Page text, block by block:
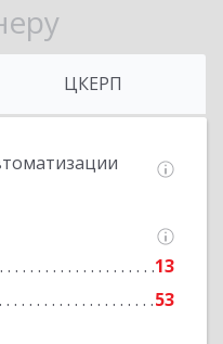
ЦКЕРП
13
53